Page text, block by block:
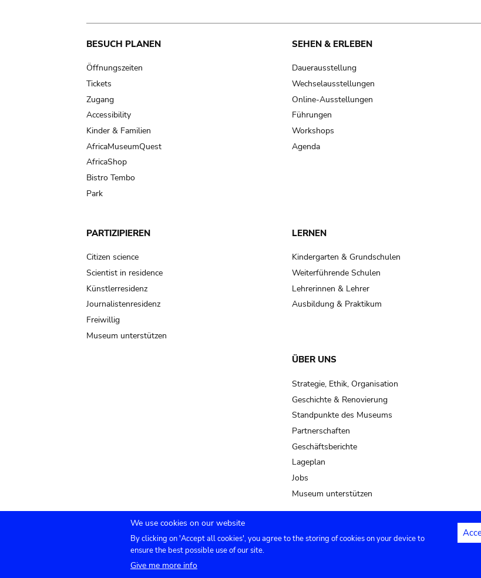
Main
navigation
BESUCH PLANEN
Öffnungszeiten
Tickets
Zugang
Accessibility
Kinder & Familien
AfricaMuseumQuest
AfricaShop
Bistro Tembo
Park
SEHEN & ERLEBEN
Dauerausstellung
Wechselausstellungen
Online-Ausstellungen
Führungen
Workshops
Agenda
PARTIZIPIEREN
Citizen science
Scientist in residence
Künstlerresidenz
Journalistenresidenz
Freiwillig
Museum unterstützen
LERNEN
Kindergarten & Grundschulen
Weiterführende Schulen
Lehrerinnen & Lehrer
Ausbildung & Praktikum
ÜBER UNS
Strategie, Ethik, Organisation
Geschichte & Renovierung
Standpunkte des Museums
Partnerschaften
Geschäftsberichte
Lageplan
Jobs
Museum unterstützen
Submenu
Agenda Presse Vermietung Kontakt Privacy settings
We use cookies on our website
By clicking on 'Accept all cookies', you agree to the storing of cookies on your device to
ensure the best possible use of our site.
Give me more info